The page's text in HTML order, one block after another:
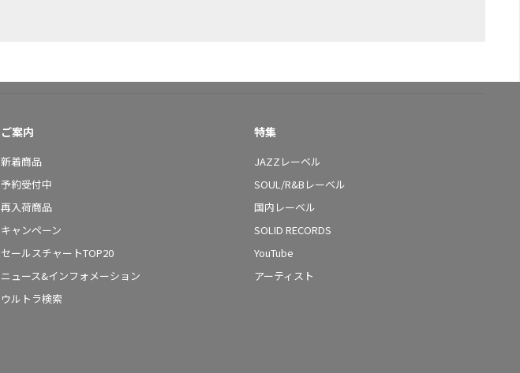
ご案内
新着商品
予約受付中
再入荷商品
キャンペーン
セールスチャートTOP20
ニュース&インフォメーション
ウルトラ検索
特集
JAZZレーベル
SOUL/R&Bレーベル
国内レーベル
SOLID RECORDS
YouTube
アーティスト